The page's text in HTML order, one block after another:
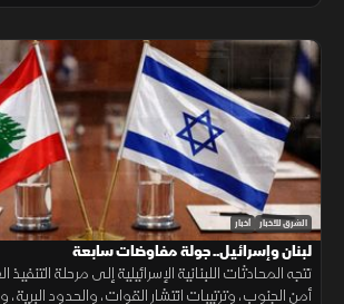
الشرق للأخبار أخبار
لبنان وإسرائيل.. جولة مفاوضات سابعة
تتجه المحادثات اللبنانية الإسرائيلية إلى مرحلة
أمن الجنوب، وترتيبات انتشار القوات، والحدود